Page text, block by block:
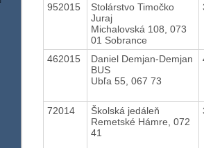
952015
Stolárstvo Timočko
Juraj
Michalovská 108, 073
01 Sobrance
462015
Daniel Demjan-Demjan
BUS
Ubľa 55, 067 73
72014
Školská jedáleň
Remetské Hámre, 072
41